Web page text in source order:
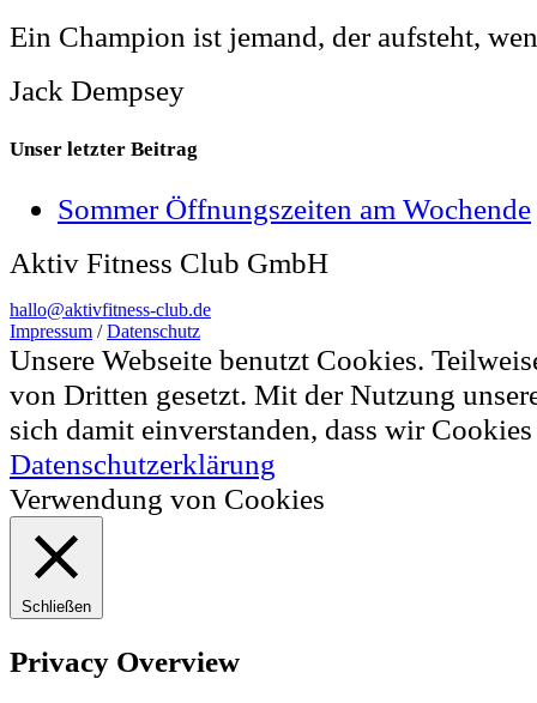
Ein Champion ist jemand, der aufsteht,
Jack Dempsey
Unser letzter Beitrag
Sommer Öffnungszeiten am Wochende
Aktiv Fitness Club GmbH
hallo@aktivfitness-club.de
Impressum /Datenschutz
Unsere Webseite benutzt Cookies.
von Dritten gesetzt. Mit der Nutzung
sich damit einverstanden, dass wir
Datenschutzerklärung
Verwendung von Cookies
Schließen
Privacy Overview